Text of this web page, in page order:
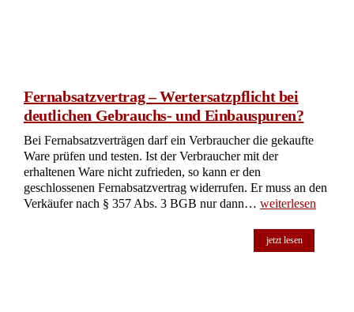
Fernabsatzvertrag – Wertersatzpflicht bei
deutlichen Gebrauchs- und Einbauspuren?
Bei Fernabsatzverträgen darf ein Verbraucher die gekaufte
Ware prüfen und testen. Ist der Verbraucher mit der
erhaltenen Ware nicht zufrieden, so kann er den
geschlossenen Fernabsatzvertrag widerrufen. Er muss an den
Verkäufer nach § 357 Abs. 3 BGB nur dann… weiterlesen
jetzt lesen